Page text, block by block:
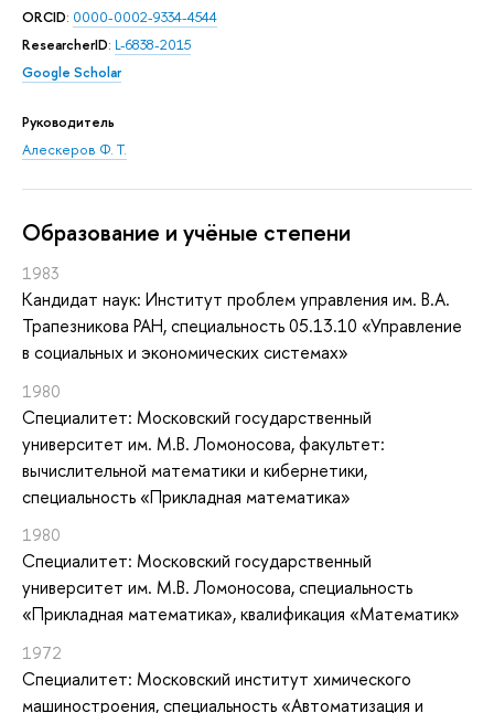
ORCID: 0000-0002-9334-4544
ResearcherID: L-6838-2015
Google Scholar
Руководитель
Алескеров Ф. Т.
Oбразование и учёные степени
1983
Кандидат наук: Институт проблем управления им. В.А.
Трапезникова РАН, специальность 05.13.10 «Управление
в социальных и экономических системах»
1980
Специалитет: Московский государственный
университет им. М.В. Ломоносова, факультет:
вычислительной математики и кибернетики,
специальность «Прикладная математика»
1980
Специалитет: Московский государственный
университет им. М.В. Ломоносова, специальность
«Прикладная математика», квалификация «Математик»
1972
Специалитет: Московский институт химического
машиностроения, специальность «Автоматизация и